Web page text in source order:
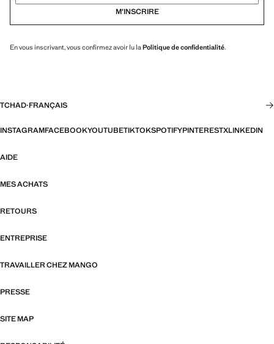
M’INSCRIRE
En vous inscrivant, vous confirmez avoir lu la Politique de confidentialité.
TCHAD·FRANÇAIS
INSTAGRAMFACEBOOKYOUTUBETIKTOKSPOTIFYPINTERESTXLINKEDIN
AIDE
MES ACHATS
RETOURS
ENTREPRISE
TRAVAILLER CHEZ MANGO
PRESSE
SITE MAP